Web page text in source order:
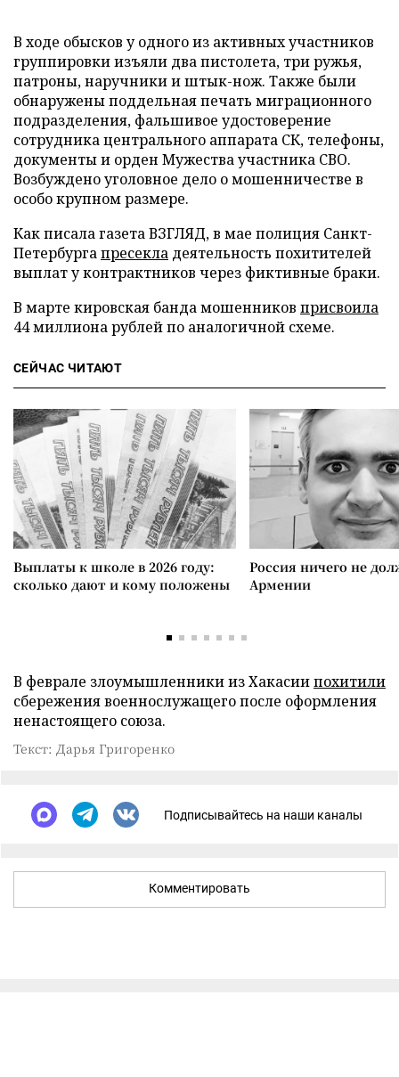
В ходе обысков у одного из активных участников
группировки изъяли два пистолета, три ружья,
патроны, наручники и штык-нож. Также были
обнаружены поддельная печать миграционного
подразделения, фальшивое удостоверение
сотрудника центрального аппарата СК, телефоны,
документы и орден Мужества участника СВО.
Возбуждено уголовное дело о мошенничестве в
особо крупном размере.
Как писала газета ВЗГЛЯД, в мае полиция Санкт-
Петербургапресекла деятельность похитителей
выплат у контрактников через фиктивные браки.
В марте кировская банда мошенников присвоила
44 миллиона рублей по аналогичной схеме.
СЕЙЧАС ЧИТАЮТ
Выплаты к школе в 2026 году:
сколько дают и кому положены
Россия ничего не
Армении
В феврале злоумышленники из Хакасиипохитили
сбережения военнослужащего после оформления
ненастоящего союза.
Текст: Дарья Григоренко
Подписывайтесь на наши каналы
Комментировать